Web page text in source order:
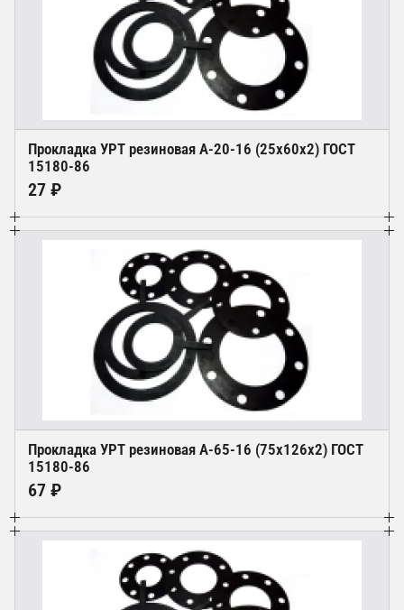
Прокладка УРТ резиновая А-20-16 (25х60х2) ГОСТ
15180-86
27 ₽
Прокладка УРТ резиновая А-65-16 (75х126х2) ГОСТ
15180-86
67 ₽